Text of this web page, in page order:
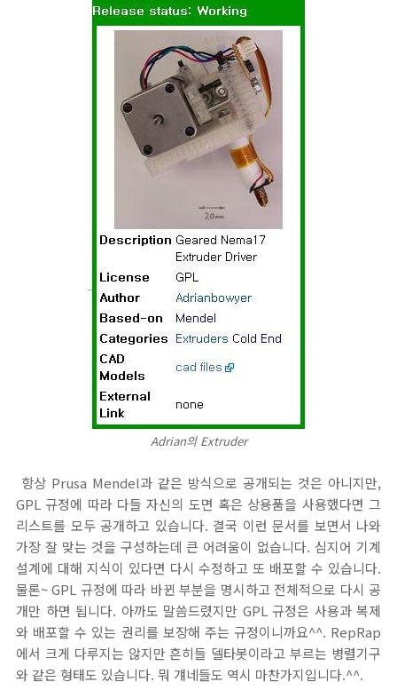
Adrian의 Extruder
항상 Prusa Mendel과 같은 방식으로 공개되는 것은 아니지만,
GPL 규정에 따라 다들 자신의 도면 혹은 상용품을 사용했다면 그
리스트를 모두 공개하고 있습니다. 결국 이런 문서를 보면서 나와
가장 잘 맞는 것을 구성하는데 큰 어려움이 없습니다. 심지어 기계
설계에 대해 지식이 있다면 다시 수정하고 또 배포할 수 있습니다.
물론~ GPL 규정에 따라 바뀐 부분을 명시하고 전체적으로 다시 공
개만 하면 됩니다. 아까도 말씀드렸지만 GPL 규정은 사용과 복제
와 배포할 수 있는 권리를 보장해 주는 규정이니까요^^. RepRap
에서 크게 다루지는 않지만 흔히들 델타봇이라고 부르는 병렬기구
와 같은 형태도 있습니다. 뭐 걔네들도 역시 마찬가지입니다.^^.